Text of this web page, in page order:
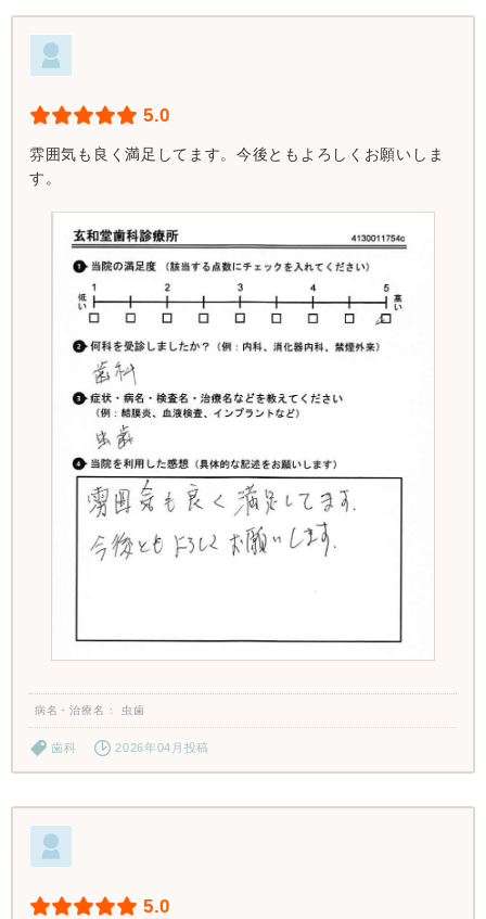
5.0
雰囲気も良く満足してます。今後ともよろしくお願いしま
す。
病名・治療名 虫歯
歯科 2026年04月投稿
5.0